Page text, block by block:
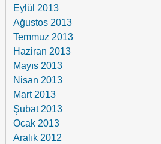
Eylül 2013
Ağustos 2013
Temmuz 2013
Haziran 2013
Mayıs 2013
Nisan 2013
Mart 2013
Şubat 2013
Ocak 2013
Aralık 2012